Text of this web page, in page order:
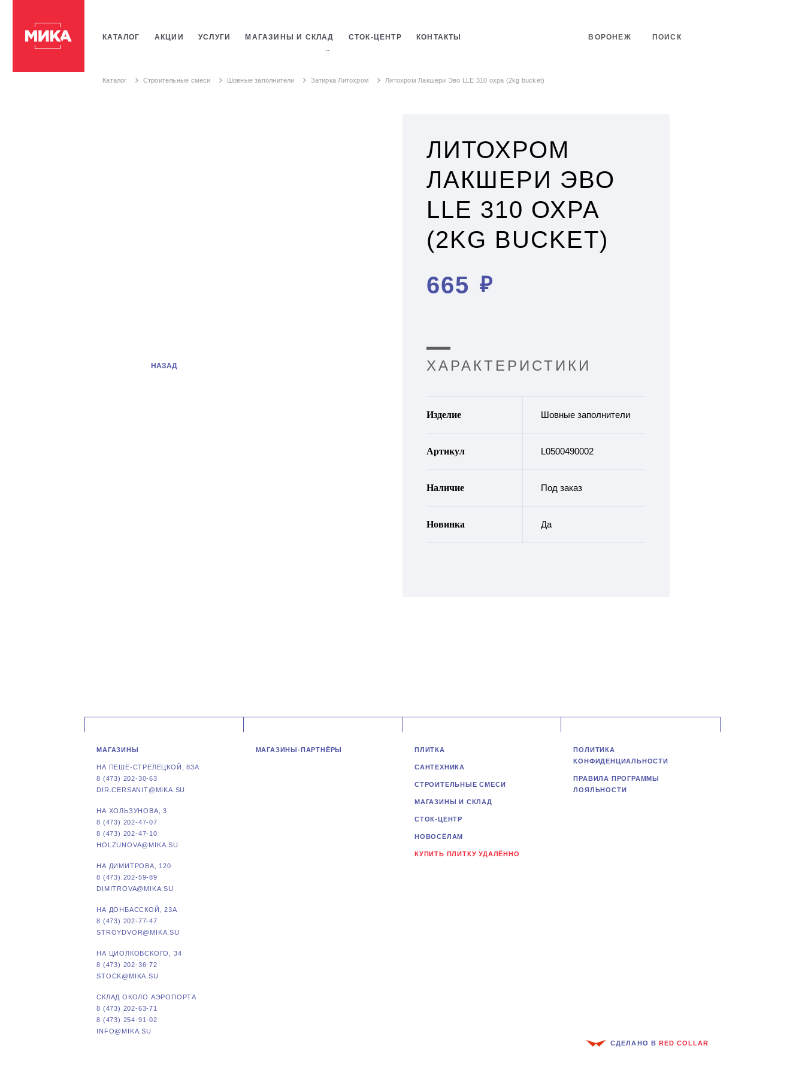
КАТАЛОГ АКЦИИ УСЛУГИ МАГАЗИНЫ И СКЛАД СТОК-ЦЕНТР КОНТАКТЫ
Каталог Строительные смеси Шовные заполнители Затирка Литохром Литохром Лакшери Эво LLE 310 охра (2kg bucket)
ПОИСК
ВОРОНЕЖ
НАЗАД
ЛИТОХРОМ
ЛАКШЕРИ ЭВО
LLE 310 ОХРА
(2KG BUCKET)
665 ₽
ХАРАКТЕРИСТИКИ
Изделие Шовные заполнители
Артикул L0500490002
Наличие Под заказ
Новинка Да
МАГАЗИНЫ
НА ПЕШЕ-СТРЕЛЕЦКОЙ, 83А
8 (473) 202-30-63
DIR.CERSANIT@MIKA.SU
НА ХОЛЬЗУНОВА, 3
8 (473) 202-47-07
8 (473) 202-47-10
HOLZUNOVA@MIKA.SU
НА ДИМИТРОВА, 120
8 (473) 202-59-89
DIMITROVA@MIKA.SU
НА ДОНБАССКОЙ, 23А
8 (473) 202-77-47
STROYDVOR@MIKA.SU
НА ЦИОЛКОВСКОГО, 34
8 (473) 202-36-72
STOCK@MIKA.SU
СКЛАД ОКОЛО АЭРОПОРТА
8 (473) 202-63-71
8 (473) 254-91-02
INFO@MIKA.SU
МАГАЗИНЫ-ПАРТНЁРЫ ПЛИТКА
САНТЕХНИКА
СТРОИТЕЛЬНЫЕ СМЕСИ
МАГАЗИНЫ И СКЛАД
СТОК-ЦЕНТР
НОВОСЁЛАМ
КУПИТЬ ПЛИТКУ УДАЛЁННО
ПОЛИТИКА
КОНФИДЕНЦИАЛЬНОСТИ
ПРАВИЛА ПРОГРАММЫ
ЛОЯЛЬНОСТИ
СДЕЛАНО В RED COLLAR